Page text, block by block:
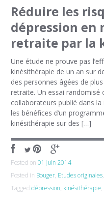
Réduire les
dépression en
retraite par la
Une étude ne prouve pas
kinésithérapie de un an sur
des personnes âgées de
retraite. Un essai randomisé
collaborateurs publié dans
les bénéfices d’un
kinésithérapie sur des […]
Posted on01 juin 2014
Posted in Bouger, Etudes originales,
Taggeddépression, kinésithérapie,